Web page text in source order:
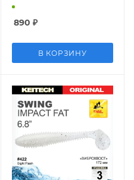
#484 Chartreuse Shad
890 ₽
В КОРЗИНУ